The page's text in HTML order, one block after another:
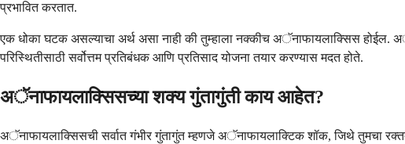
प्रभावित करतात.
एक धोका घटक असल्याचा अर्थ असा नाही की तुम्हाला नक्कीच अॅनाफायलाक्सिस होईल.
परिस्थितीसाठी सर्वोत्तम प्रतिबंधक आणि प्रतिसाद योजना तयार करण्यास मदत होते.
अॅनाफायलाक्सिसच्या शक्य गुंतागुंती काय आहेत?
अॅनाफायलाक्सिसची सर्वात गंभीर गुंतागुंत म्हणजे अॅनाफायलाक्टिक शॉक, जिथे तुमचा